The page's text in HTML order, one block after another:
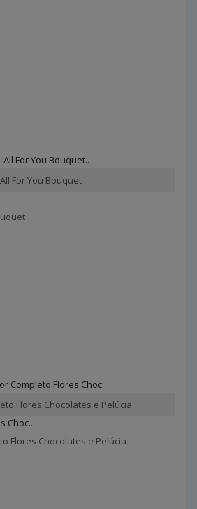
All For You Bouquet
Flores Chocolates e Pelúcia
Choc..
Flores Chocolates e Pelúcia